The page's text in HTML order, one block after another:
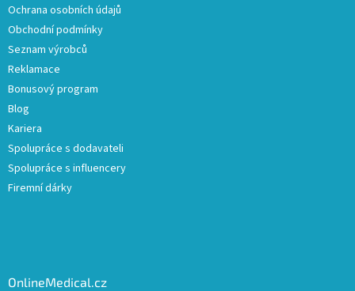
Ochrana osobních údajů
Obchodní podmínky
Seznam výrobců
Reklamace
Bonusový program
Blog
Kariera
Spolupráce s dodavateli
Spolupráce s influencery
Firemní dárky
OnlineMedical.cz